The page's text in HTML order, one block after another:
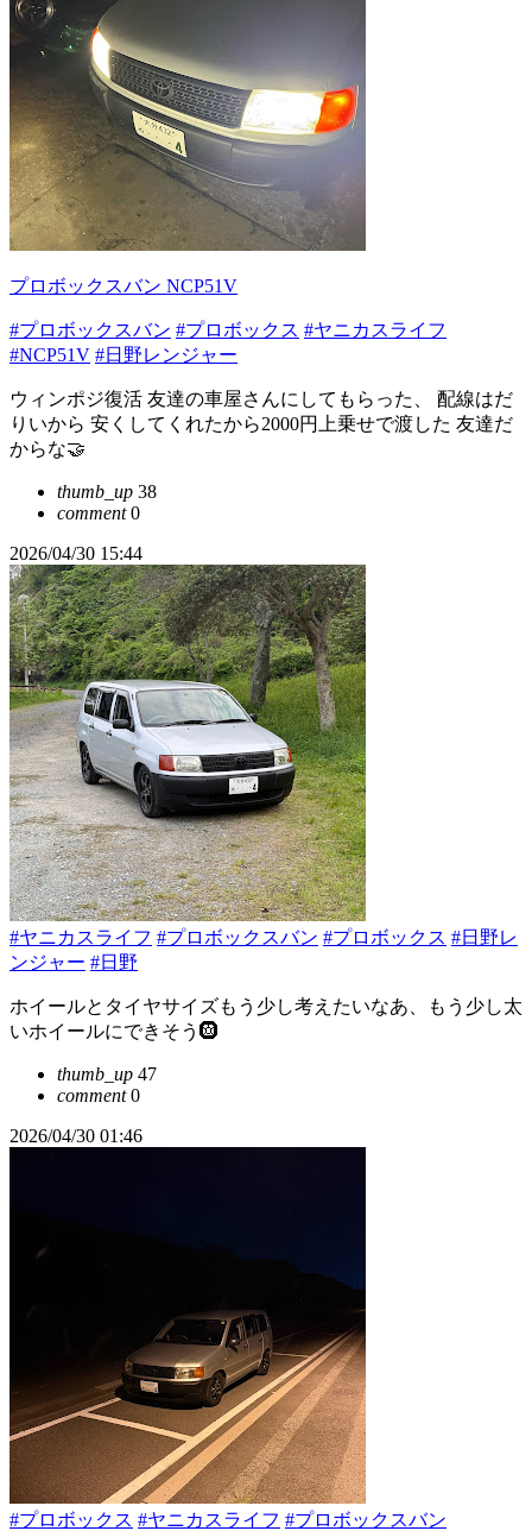
プロボックスバン NCP51V
#プロボックスバン #プロボックス #ヤニカスライフ
#NCP51V #日野レンジャー
ウィンポジ復活 友達の車屋さんにしてもらった、 配線はだ
りいから 安くしてくれたから2000円上乗せで渡した 友達だ
からな🤝
thumb_up 38
comment0
2026/04/30 15:44
#ヤニカスライフ #プロボックスバン #プロボックス #日野レ
ンジャー #日野
ホイールとタイヤサイズもう少し考えたいなあ、もう少し太
いホイールにできそう🛞
thumb_up 47
comment0
2026/04/30 01:46
#プロボックス #ヤニカスライフ #プロボックスバン